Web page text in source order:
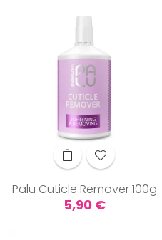
Palu Cuticle Remover 100g
Preis
5,90 €